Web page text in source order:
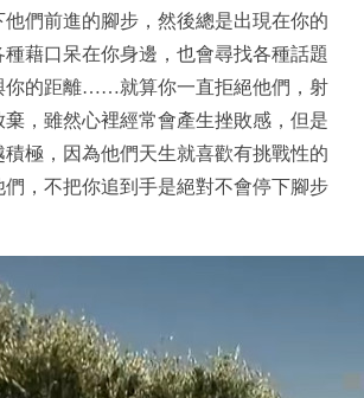
們前進的腳步，然後總是出現在你的
藉口呆在你身邊，也會尋找各種話題
你的距離……就算你一直拒絕他們，射
，雖然心裡經常會產生挫敗感，但是
極，因為他們天生就喜歡有挑戰性的
，不把你追到手是絕對不會停下腳步